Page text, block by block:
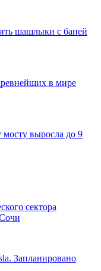
шашлыки с баней
в мире
выросла до 9
сектора
Запланировано